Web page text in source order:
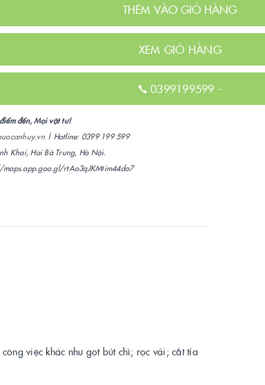
THÊM VÀO GIỎ HÀNG
XEM GIỎ HÀNG
0399199599 -
đến, Mọi vật tư!
| Hotline: 0399 199 599
Khai, Hai Bà Trưng, Hà Nội.
rtAo3qJKMtim44do7
việc khác như gọt bút chì; rọc vải; cắt tỉa